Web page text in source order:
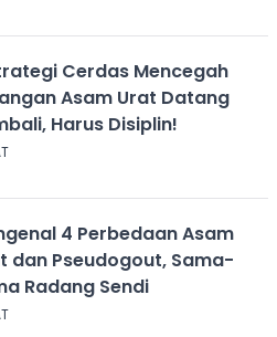
Cerdas Mencegah
Asam Urat Datang
Harus Disiplin!
4 Perbedaan Asam
dan Pseudogout, Sama-
Radang Sendi